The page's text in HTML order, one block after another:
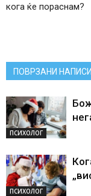
кога ќе пораснам?
ПОВРЗАНИ НАПИСИ
ПСИХОЛОГ
ПСИХОЛОГ